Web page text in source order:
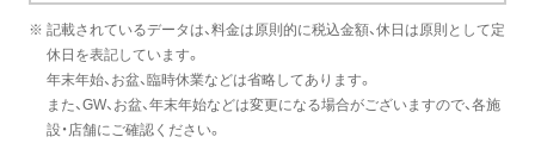
※ 記載されているデータは、料金は原則的に税込金額、休日は原則として定
休日を表記しています。
年末年始、お盆、臨時休業などは省略してあります。
また、GW、お盆、年末年始などは変更になる場合がございますので、各施
設・店舗にご確認ください。